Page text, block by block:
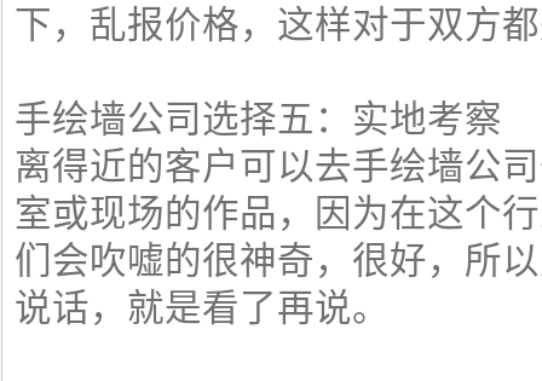
下，乱报价格，这样对于双方
手绘墙公司选择五：实地考察
离得近的客户可以去手绘墙公
室或现场的作品，因为在这个
们会吹嘘的很神奇，很好，所
说话，就是看了再说。